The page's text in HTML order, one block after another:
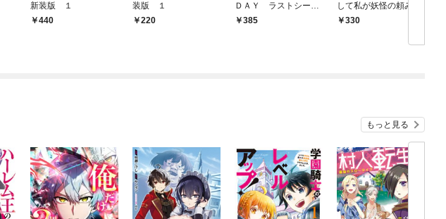
新装版 １
440
装版 １
220
ＤＡＹ ラストシーズ
ン 新装版 １
385
して私が妖怪の頼みを
聞かなきゃいけない
330
もっと見る